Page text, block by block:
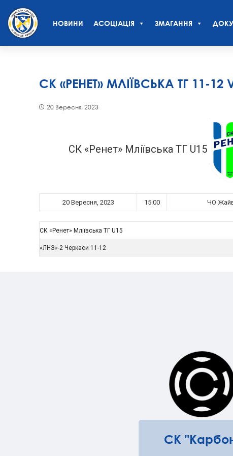
НОВИНИ АСОЦІАЦІЯ ЗМАГАННЯ
СК «РЕНЕТ» МЛІЇВСЬКА ТГ 11-
20 Вересня, 2023
СК «Ренет» Мліївська ТГ U15
20 Вересня, 2023 15:00 ЧО
СК «Ренет» Мліївська ТГ U15
«ЛНЗ»-2 Черкаси 11-12
СК